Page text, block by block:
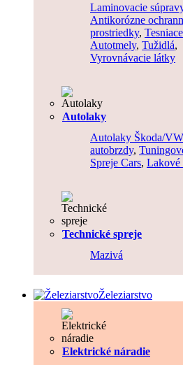
Laminovacie
Antikorózne
prostriedky,
Autotmely, Tužidlá,
Vyrovnávacie látky
Autolaky
Autolaky Škoda/VW
autobrzdy,
Spreje Cars, Lakové
Technické spreje
Mazivá
Železiarstvo
Elektrické náradie